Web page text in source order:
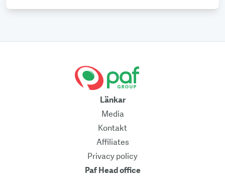
Länkar
Media
Kontakt
Affiliates
Privacy policy
Paf Head office